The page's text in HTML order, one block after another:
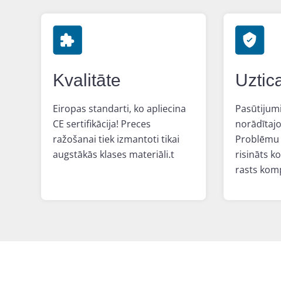
Kvalitāte
Eiropas standarti, ko apliecina
CE sertifikācija! Preces
ražošanai tiek izmantoti tikai
augstākās klases materiāli.t
risināts
rasts